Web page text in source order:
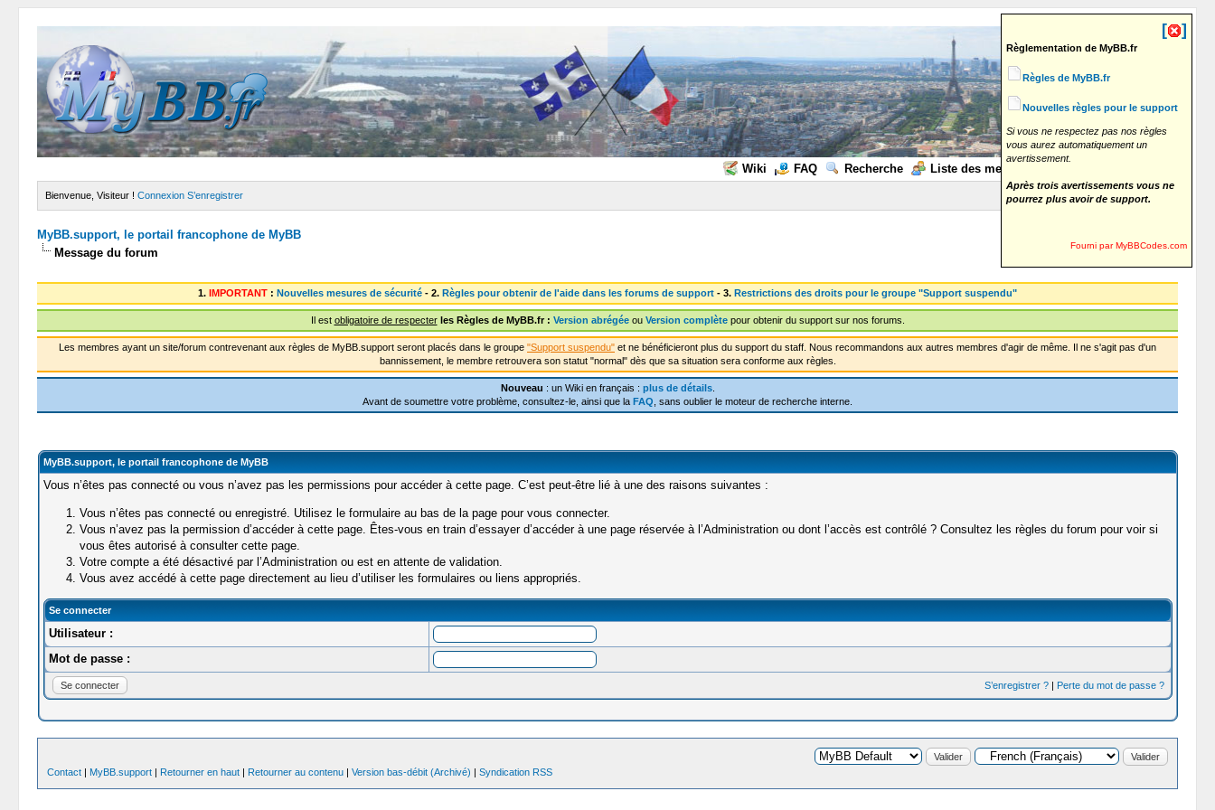
Wiki FAQ Recherche Liste des membres
Bienvenue, Visiteur !Connexion S’enregistrer
[ ]
Règlementation de MyBB.fr
Règles de MyBB.fr
Nouvelles règles pour le support
Si vous ne respectez pas nos règles
vous aurez automatiquement un
avertissement.
Après trois avertissements vous ne
pourrez plus avoir de support.
Fourni par MyBBCodes.com
MyBB.support, le portail francophone de MyBB
Message du forum
1. IMPORTANT : Nouvelles mesures de sécurité - 2. Règles pour obtenir de l'aide dans les forums de support - 3. Restrictions des droits pour le groupe "Support suspendu"
Il est obligatoire de respecter les Règles de MyBB.fr : Version abrégéeou Version complètepour obtenir du support sur nos forums.
Les membres ayant un site/forum contrevenant aux règles de MyBB.support seront placés dans le groupe "Support suspendu" et ne bénéficieront plus du support du staff. Nous recommandons aux autres membres d'agir de même. Il ne s'agit pas d'un
bannissement, le membre retrouvera son statut "normal" dès que sa situation sera conforme aux règles.
Nouveau : un Wiki en français : plus de détails.
Avant de soumettre votre problème, consultez-le, ainsi que la FAQ , sans oublier le moteur de recherche interne.
MyBB.support, le portail francophone de MyBB
Vous n’êtes pas connecté ou vous n’avez pas les permissions pour accéder à cette page. C’est peut-être lié à une des raisons suivantes :
Vous n’êtes pas connecté ou enregistré. Utilisez le formulaire au bas de la page pour vous connecter.
Vous n’avez pas la permission d’accéder à cette page. Êtes-vous en train d’essayer d’accéder à une page réservée à l’Administration ou dont l’accès est contrôlé ? Consultez les règles du forum pour voir si
vous êtes autorisé à consulter cette page.
Votre compte a été désactivé par l’Administration ou est en attente de validation.
Vous avez accédé à cette page directement au lieu d’utiliser les formulaires ou liens appropriés.
Se connecter
Utilisateur :
Mot de passe :
S’enregistrer ?| Perte du mot de passe ?
Contact | MyBB.support | Retourner en haut | Retourner au contenu |Version bas-débit (Archivé) |Syndication RSS